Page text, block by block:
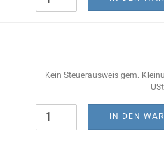
Kein Steuerausweis gem.
IN DEN